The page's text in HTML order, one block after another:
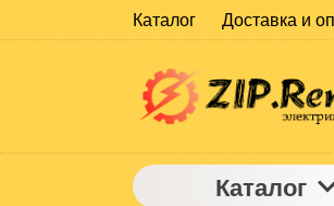
Каталог Доставка и
Каталог